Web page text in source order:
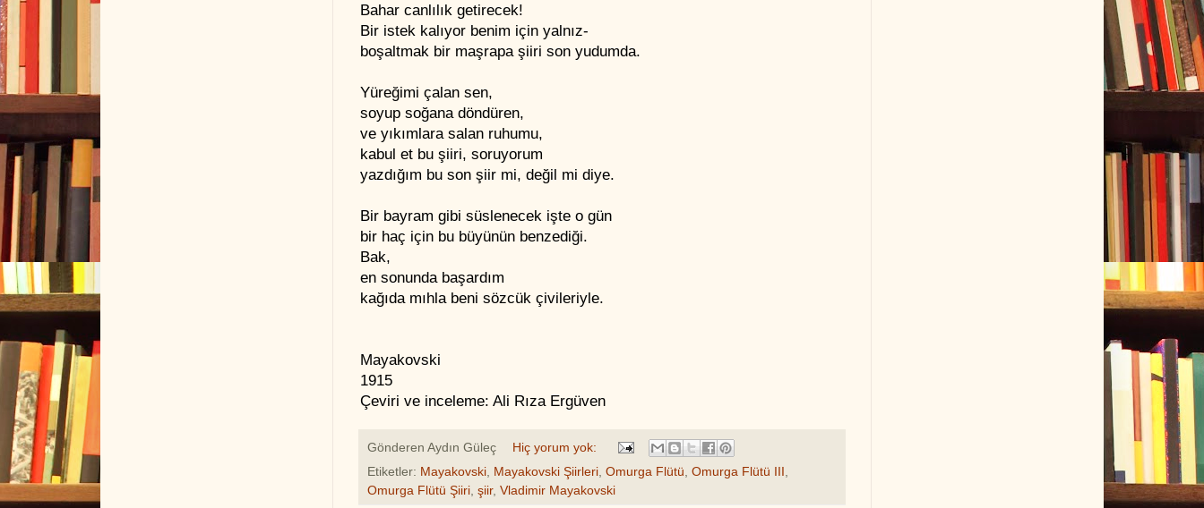
Bahar canlılık getirecek!
Bir istek kalıyor benim için yalnız-
boşaltmak bir maşrapa şiiri son yudumda.
Yüreğimi çalan sen,
soyup soğana döndüren,
ve yıkımlara salan ruhumu,
kabul et bu şiiri, soruyorum
yazdığım bu son şiir mi, değil mi diye.
Bir bayram gibi süslenecek işte o gün
bir haç için bu büyünün benzediği.
Bak,
en sonunda başardım
kağıda mıhla beni sözcük çivileriyle.
Mayakovski
1915
Çeviri ve inceleme: Ali Rıza Ergüven
Gönderen Aydın Güleç
Hiç yorum yok:
Etiketler: Mayakovski, Mayakovski Şiirleri, Omurga Flütü, Omurga Flütü III ,
Omurga Flütü Şiiri, şiir, Vladimir Mayakovski